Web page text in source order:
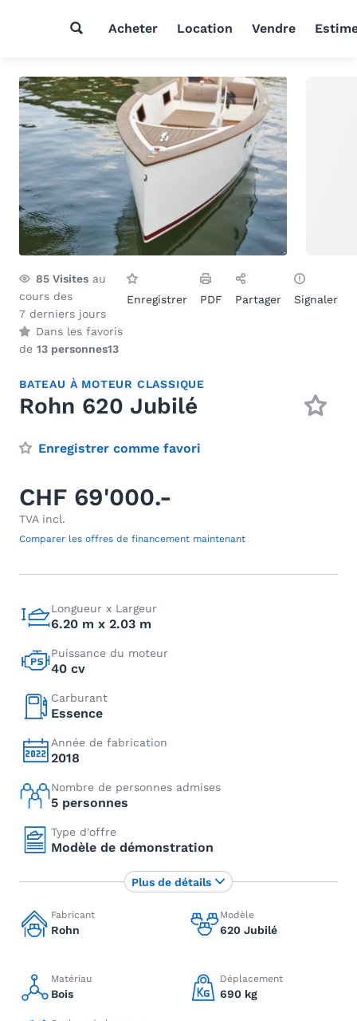
Acheter Location Vendre
85 Visites au
cours des
7 derniers jours
Dans les favoris
de 13 personnes13
Enregistrer PDF Partager Signaler
BATEAU À MOTEUR CLASSIQUE
Rohn 620 Jubilé
Enregistrer comme favori
CHF 69'000.-
TVA incl.
Comparer les offres de financement maintenant
Longueur x Largeur
6.20 m x 2.03 m
Puissance du moteur
40 cv
Carburant
Essence
Année de fabrication
2018
Nombre de personnes admises
5 personnes
Type d'offre
Modèle de démonstration
Fabricant
Rohn
Modèle
620 Jubilé
Matériau
Bois
Déplacement
690 kg
Plus de détails